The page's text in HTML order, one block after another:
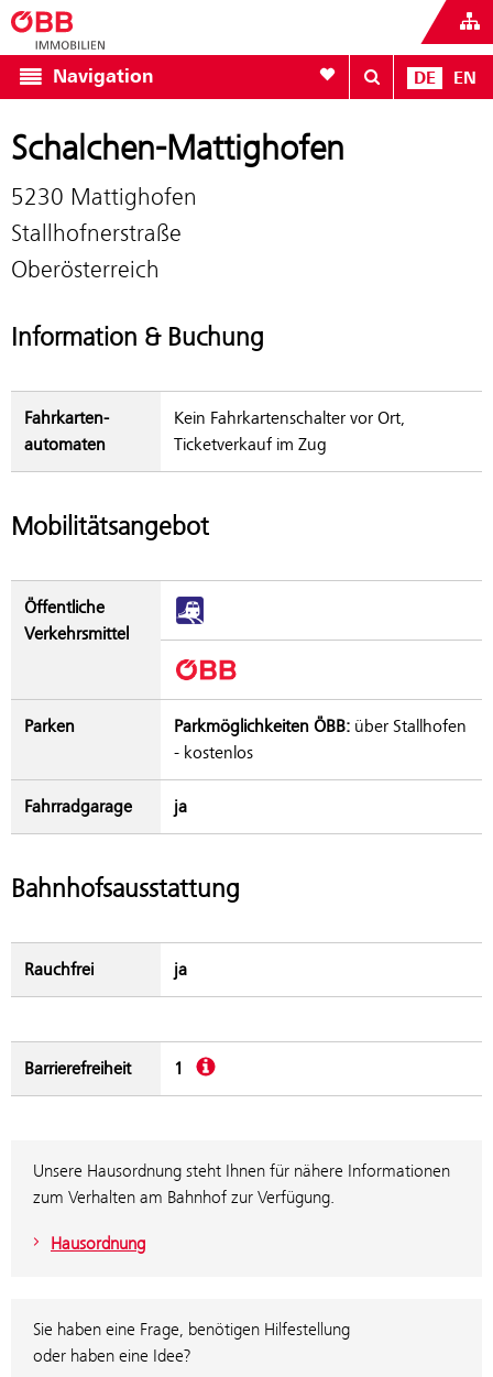
Navigation Zur Favoritenliste
DE EN
Schalchen-Mattighofen
5230 Mattighofen
Stallhofnerstraße
Oberösterreich
Information & Buchung
Fahrkarten­
automaten
Kein Fahrkartenschalter vor Ort,
Ticketverkauf im Zug
Mobilitätsangebot
Öffentliche
Verkehrsmittel
Parken Parkmöglichkeiten ÖBB: über Stallhofen
- kostenlos
Fahrradgarage ja
Bahnhofsausstattung
Rauchfrei ja
Barrierefreiheit 1 Beschreibung
Unsere Hausordnung steht Ihnen für nähere Informationen
zum Verhalten am Bahnhof zur Verfügung.
Hausordnung
Sie haben eine Frage, benötigen Hilfestellung
oder haben eine Idee?